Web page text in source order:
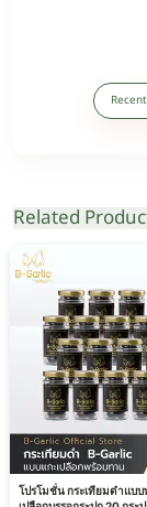
Related
โปรโมชั่น กระเทียมดำแบ